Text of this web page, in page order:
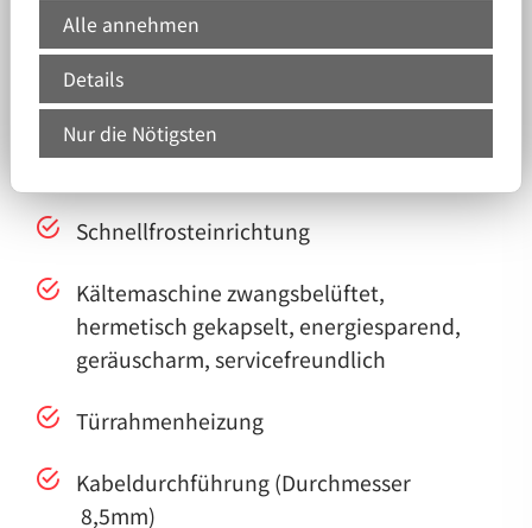
CLOUD-Modul oder Anbindung an
zentrale Leittechnik
Datendokumentation auslesbar über USB-
Schnittstelle mittels USB-Stick und
Schnellfrosteinrichtung
Kältemaschine zwangsbelüftet,
hermetisch gekapselt, energiesparend,
geräuscharm, servicefreundlich
Türrahmenheizung
Kabeldurchführung (Durchmesser
8,5mm)
Alle annehmen
Details
Nur die Nötigsten